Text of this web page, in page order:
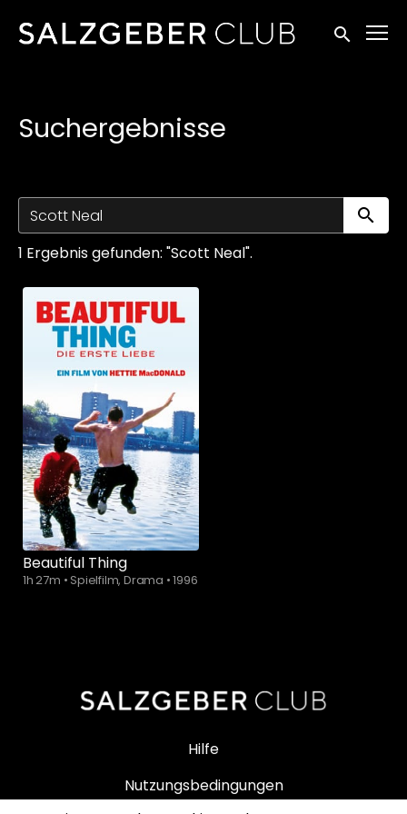
Zugänglichkeitslinks
Suche
Suchergebnisse
1 Ergebnis gefunden: "Scott Neal".
Beautiful Thing
1h 27m • Spielfilm, Drama •1996
Hilfe
Nutzungsbedingungen